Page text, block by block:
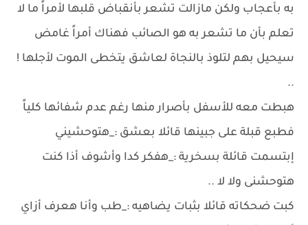
به بأعجاب ولكن مازالت تشعر بأنقباض قلبها لأمراً ما لا
تعلم بأن ما تشعر به هو الصائب فهناك أمراً غامض
سيحيل بهم لتلوذ بالنجاة لعاشق يتخطى الموت لأجلها !
..
هبطت معه للأسفل بأصرار منها رغم عدم شفائها كلياً
فطبع قبلة على جبينها قائلا بعشق :_هتوحشيني
إبتسمت قائلة بسخرية :_هفكر كدا وأشوف أذا كنت
هتوحشنى ولا لا ..
كبت ضحكاته قائلا بثبات يضاهيه :_طب وأنا هعرف أزاي